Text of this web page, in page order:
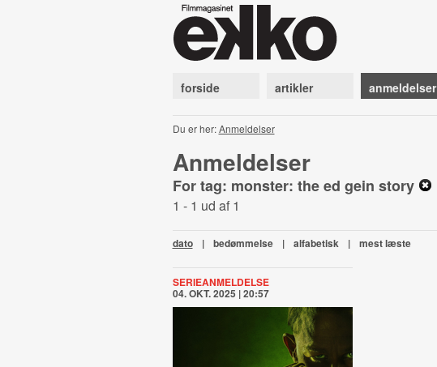
forside artikler anmeldelser
Du er her:Anmeldelser
Anmeldelser
For tag: monster: the ed gein story
1 - 1 ud af 1
dato | bedømmelse | alfabetisk | mest læste
SERIEANMELDELSE
04. OKT. 2025 | 20:57